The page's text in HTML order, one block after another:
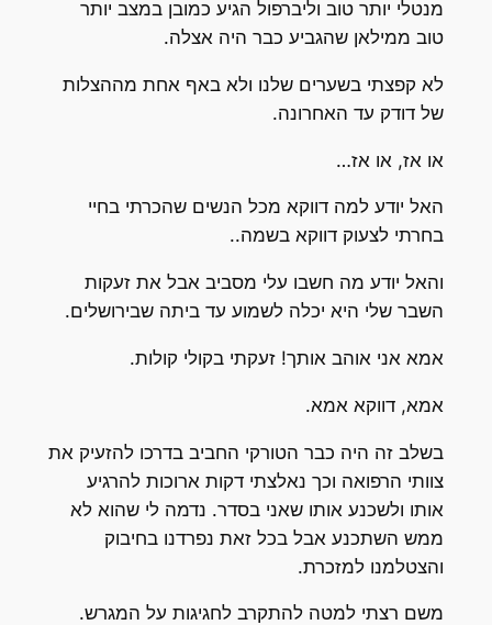
מנטלי יותר טוב וליברפול הגיע כמובן במצב יותר
טוב ממילאן שהגביע כבר היה אצלה.
לא קפצתי בשערים שלנו ולא באף אחת מההצלות
של דודק עד האחרונה.
או אז, או אז…
האל יודע למה דווקא מכל הנשים שהכרתי בחיי
בחרתי לצעוק דווקא בשמה..
והאל יודע מה חשבו עלי מסביב אבל את זעקות
השבר שלי היא יכלה לשמוע עד ביתה שבירושלים.
אמא אני אוהב אותך! זעקתי בקולי קולות.
אמא, דווקא אמא.
בשלב זה היה כבר הטורקי החביב בדרכו להזעיק את
צוותי הרפואה וכך נאלצתי דקות ארוכות להרגיע
אותו ולשכנע אותו שאני בסדר. נדמה לי שהוא לא
ממש השתכנע אבל בכל זאת נפרדנו בחיבוק
והצטלמנו למזכרת.
משם רצתי למטה להתקרב לחגיגות על המגרש.